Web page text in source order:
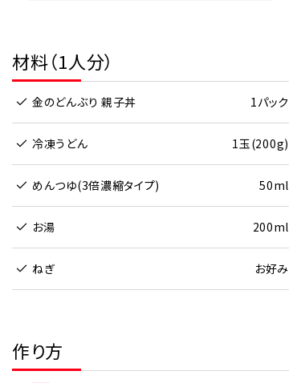
材料（1人分）
金のどんぶり 親子丼 1パック
冷凍うどん 1玉(200g)
めんつゆ(3倍濃縮タイプ) 50ml
お湯 200ml
ねぎ お好み
作り方